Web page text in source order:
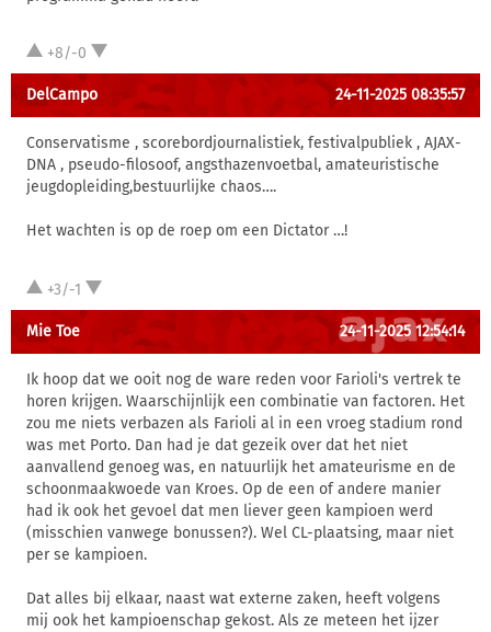
+8/-0
DelCampo 24-11-2025 08:35:57
Conservatisme , scorebordjournalistiek, festivalpubliek , AJAX-
DNA , pseudo-filosoof, angsthazenvoetbal, amateuristische
jeugdopleiding,bestuurlijke chaos….
Het wachten is op de roep om een Dictator …!
+3/-1
Mie Toe 24-11-2025 12:54:14
Ik hoop dat we ooit nog de ware reden voor Farioli's vertrek te
horen krijgen. Waarschijnlijk een combinatie van factoren. Het
zou me niets verbazen als Farioli al in een vroeg stadium rond
was met Porto. Dan had je dat gezeik over dat het niet
aanvallend genoeg was, en natuurlijk het amateurisme en de
schoonmaakwoede van Kroes. Op de een of andere manier
had ik ook het gevoel dat men liever geen kampioen werd
(misschien vanwege bonussen?). Wel CL-plaatsing, maar niet
per se kampioen.
Dat alles bij elkaar, naast wat externe zaken, heeft volgens
mij ook het kampioenschap gekost. Als ze meteen het ijzer